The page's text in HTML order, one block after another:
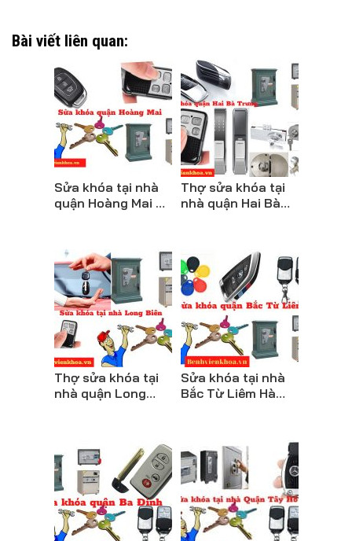
Bài viết liên quan:
Sửa khóa tại nhà
quận Hoàng Mai Hà
Thợ sửa khóa tại
nhà quận Hai Bà
Thợ sửa khóa tại
nhà quận Long
Sửa khóa tại nhà
Bắc Từ Liêm Hà